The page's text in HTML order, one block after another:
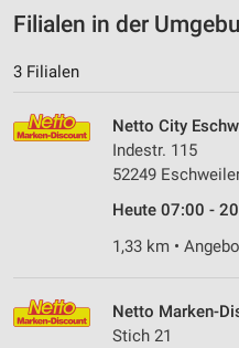
Filialen in der
3 Filialen
Netto City
Indestr. 115
52249
Heute 07:00 -
1,33 km •
Netto Marken-
Stich 21